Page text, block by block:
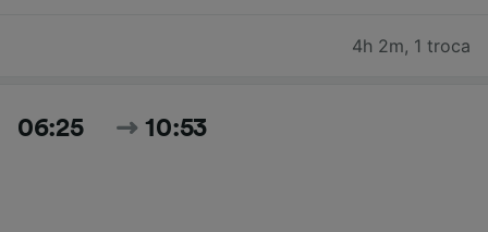
4h 2m, 1 troca
06:25 10:53